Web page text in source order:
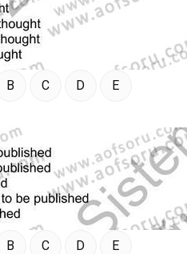
B C D E
B C D E